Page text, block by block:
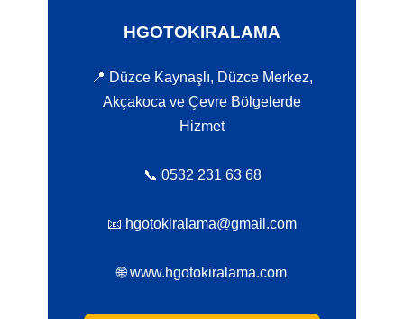
HGOTOKIRALAMA
📍 Düzce Kaynaşlı, Düzce Merkez,
Akçakoca ve Çevre Bölgelerde
Hizmet
📞 0532 231 63 68
📧 hgotokiralama@gmail.com
🌐 www.hgotokiralama.com